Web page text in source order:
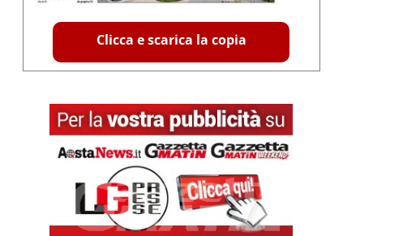
Clicca e scarica la copia